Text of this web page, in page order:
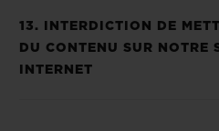
13. INTERDICTION DE
DU CONTENU SUR NOTRE
INTERNET